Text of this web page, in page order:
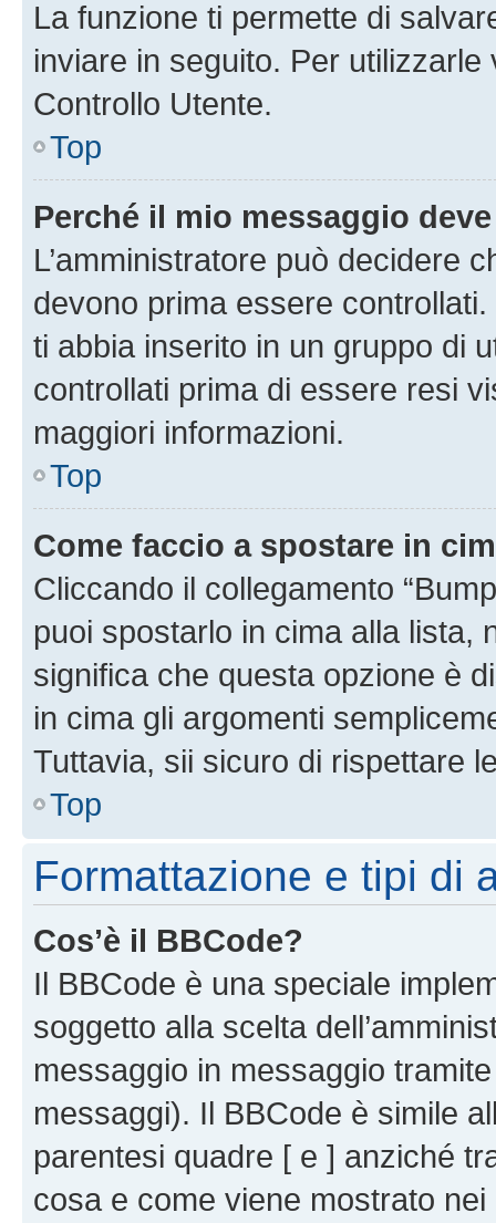
La funzione ti permette di
inviare in seguito. Per utilizzarle
Controllo Utente.
Top
Perché il mio messaggio
L’amministratore può decidere
devono prima essere
ti abbia inserito in un gruppo di
controllati prima di essere resi
maggiori informazioni.
Top
Come faccio a spostare in
Cliccando il collegamento
puoi spostarlo in cima alla lista,
significa che questa opzione è
in cima gli argomenti
Tuttavia, sii sicuro di rispettare
Top
Formattazione e tipi di
Cos’è il BBCode?
Il BBCode è una speciale
soggetto alla scelta
messaggio in messaggio
messaggi). Il BBCode è simile
parentesi quadre [ e ] anziché
cosa e come viene mostrato